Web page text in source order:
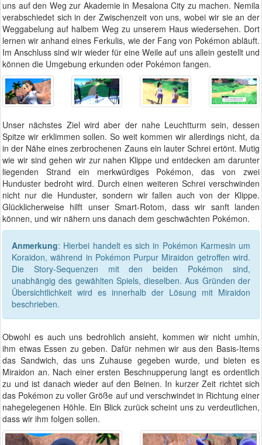
uns auf den Weg zur Akademie in Mesalona City zu machen. Nemila
verabschiedet sich in der Zwischenzeit von uns, wobei wir sie an der
Weggabelung auf halbem Weg zu unserem Haus wiedersehen. Dort
lernen wir anhand eines Ferkulis, wie der Fang von Pokémon abläuft.
Im Anschluss sind wir wieder für eine Weile auf uns allein gestellt und
können die Umgebung erkunden oder Pokémon fangen.
Unser nächstes Ziel wird aber der nahe Leuchtturm sein, dessen
Spitze wir erklimmen sollen. So weit kommen wir allerdings nicht, da
in der Nähe eines zerbrochenen Zauns ein lauter Schrei ertönt. Mutig
wie wir sind gehen wir zur nahen Klippe und entdecken am darunter
liegenden Strand ein merkwürdiges Pokémon, das von zwei
Hunduster bedroht wird. Durch einen weiteren Schrei verschwinden
nicht nur die Hunduster, sondern wir fallen auch von der Klippe.
Glücklicherweise hilft unser Smart-Rotom, dass wir sanft landen
können, und wir nähern uns danach dem geschwächten Pokémon.
Anmerkung: Hierbei handelt es sich in Pokémon Karmesin um
Koraidon, während in Pokémon Purpur Miraidon getroffen wird.
Die Story-Sequenzen mit den beiden Pokémon sind,
unabhängig des gewählten Spiels, dieselben. Aus Gründen der
Übersichtlichkeit wird es innerhalb der Lösung mit Miraidon
beschrieben.
Obwohl es auch uns bedrohlich ansieht, kommen wir nicht umhin,
ihm etwas Essen zu geben. Dafür nehmen wir aus den Basis-Items
das Sandwich, das uns Zuhause gegeben wurde, und bieten es
Miraidon an. Nach einer ersten Beschnupperung langt es ordentlich
zu und ist danach wieder auf den Beinen. In kurzer Zeit richtet sich
das Pokémon zu voller Größe auf und verschwindet in Richtung einer
nahegelegenen Höhle. Ein Blick zurück scheint uns zu verdeutlichen,
dass wir ihm folgen sollen.